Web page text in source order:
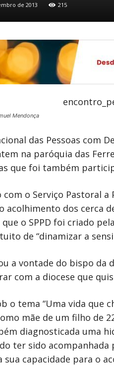
de 2013 215
Mendonça
das Pessoas com
na paróquia das
que foi também
o Serviço Pastoral a
acolhimento dos cerca
o SPPD foi criado
de “dinamizar a
a vontade do bispo
com a diocese que
o tema “Uma vida que
mãe de um filho de
diagnosticada uma
ter sido
capacidade para o